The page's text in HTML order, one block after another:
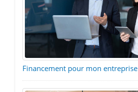
Financement pour mon entreprise